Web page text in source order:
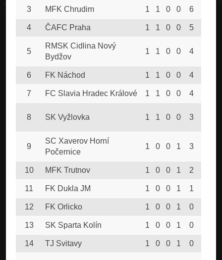
3 MFK Chrudim 1 1 0 0 6
4 ČAFC Praha 1 1 0 0 5
5
RMSK Cidlina Nový
Bydžov
1 1 0 0 4
6 FK Náchod 1 1 0 0 4
7 FC Slavia Hradec Králové 1 1 0 0 4
8 SK Vyžlovka 1 1 0 0 3
9
SC Xaverov Horní
Počernice
1 0 0 1 3
10 MFK Trutnov 1 0 0 1 2
11 FK Dukla JM 1 0 0 1 1
12 FK Orlicko 1 0 0 1 0
13 SK Sparta Kolín 1 0 0 1 0
14 TJ Svitavy 1 0 0 1 0